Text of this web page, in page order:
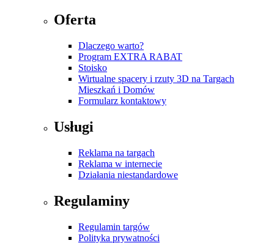
Oferta
Dlaczego warto?
Program EXTRA RABAT
Stoisko
Wirtualne spacery i rzuty 3D na Targach
Mieszkań i Domów
Formularz kontaktowy
Usługi
Reklama na targach
Reklama w internecie
Działania niestandardowe
Regulaminy
Regulamin targów
Polityka prywatności